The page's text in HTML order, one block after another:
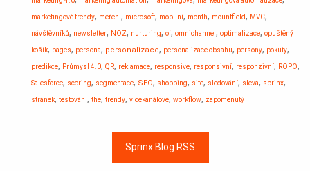
marketingové trendy, měření, microsoft, mobilní, month, mountfield, MVC,
návštěvníků, newsletter, NOZ, nurturing, of, omnichannel , optimalizace, opuštěný
košík, pages, persona, personalizace, personalizace obsahu, persony, pokuty,
predikce, Průmysl 4.0, QR, reklamace, responsive, responsivní, responzivní, ROPO,
Salesforce, scoring, segmentace, SEO, shopping, site, sledování, sleva, sprinx,
stránek, testování, the, trendy, vícekanálové, workflow, zapomenutý
Sprinx Blog RSS